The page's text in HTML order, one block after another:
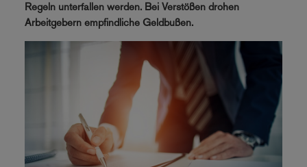
Regeln unterfallen werden. Bei Verstößen drohen
Arbeitgebern empfindliche Geldbußen.